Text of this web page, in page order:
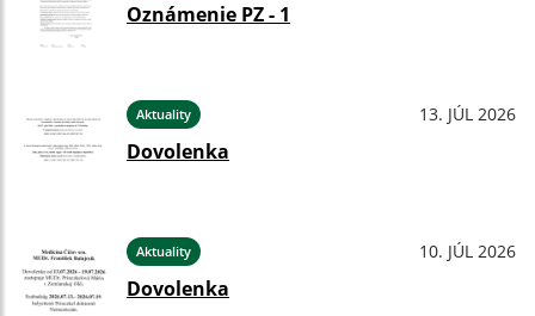
Oznámenie PZ - 1
Aktuality 13. JÚL 2026
Dovolenka
Aktuality 10. JÚL 2026
Dovolenka